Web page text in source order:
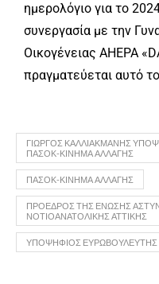
ημερολόγιο για το
συνεργασία με την
Οικογένειας AHEPA
πραγματεύεται αυτό
ΓΙΏΡΓΟΣ ΚΑΛΛΙΑΚΜΆΝΗΣ
ΠΑΣΟΚ-ΚΊΝΗΜΑ ΑΛΛΑΓΉΣ
ΠΑΣΟΚ-ΚΊΝΗΜΑ ΑΛΛΑΓΉΣ
ΠΡΌΕΔΡΟΣ ΤΗΣ ΈΝΩΣΗΣ
ΝΟΤΙΟΑΝΑΤΟΛΙΚΉΣ ΑΤΤΙΚΉΣ
ΥΠΟΨΉΦΙΟΣ ΕΥΡΩΒΟΥΛΕΥΤΉΣ